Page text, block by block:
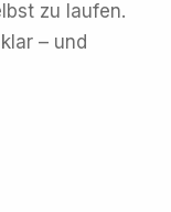
zu laufen.
– und